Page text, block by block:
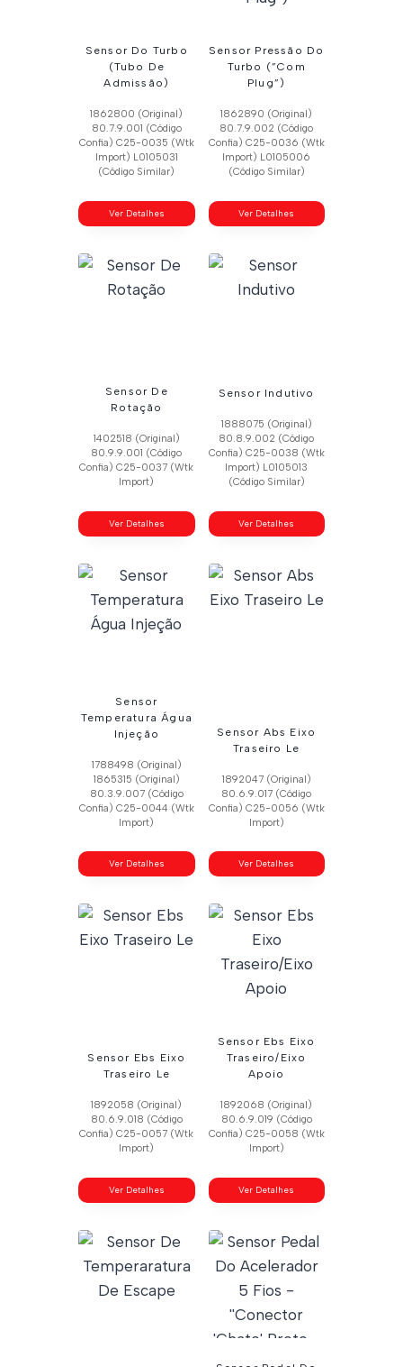
Sensor Do Turbo
(Tubo De
Admissão)
1862800 (Original)
80.7.9.001 (Código
Confia) C25-0035 (Wtk
Import) L0105031
(Código Similar)
Ver Detalhes
Sensor Pressão Do
Turbo (”Com
Plug”)
1862890 (Original)
80.7.9.002 (Código
Confia) C25-0036 (Wtk
Import) L0105006
(Código Similar)
Ver Detalhes
Sensor De
Rotação
1402518 (Original)
80.9.9.001 (Código
Confia) C25-0037 (Wtk
Import)
Ver Detalhes
Sensor Indutivo
1888075 (Original)
80.8.9.002 (Código
Confia) C25-0038 (Wtk
Import) L0105013
(Código Similar)
Ver Detalhes
Sensor
Temperatura Água
Injeção
1788498 (Original)
1865315 (Original)
80.3.9.007 (Código
Confia) C25-0044 (Wtk
Import)
Ver Detalhes
Sensor Abs Eixo
Traseiro Le
1892047 (Original)
80.6.9.017 (Código
Confia) C25-0056 (Wtk
Import)
Ver Detalhes
Sensor Ebs Eixo
Traseiro Le
1892058 (Original)
80.6.9.018 (Código
Confia) C25-0057 (Wtk
Import)
Ver Detalhes
Sensor Ebs Eixo
Traseiro/Eixo
Apoio
1892068 (Original)
80.6.9.019 (Código
Confia) C25-0058 (Wtk
Import)
Ver Detalhes